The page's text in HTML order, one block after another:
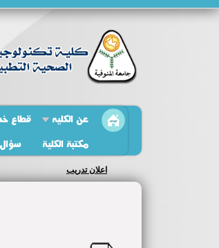
عن الكليه قطاع
مكتبة الكلية
اعلان تدريب